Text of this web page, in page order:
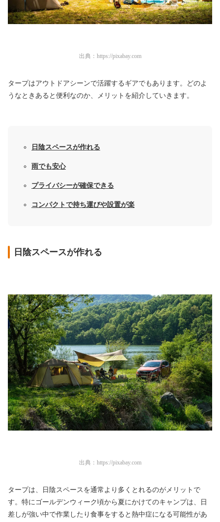
出典： https://pixabay.com
タープはアウトドアシーンで活躍するギアでもあります。どのよ
うなときあると便利なのか、メリットを紹介していきます。
日陰スペースが作れる
雨でも安心
プライバシーが確保できる
コンパクトで持ち運びや設置が楽
日陰スペースが作れる
出典： https://pixabay.com
タープは、日陰スペースを通常より多くとれるのがメリットで
す。特にゴールデンウィーク頃から夏にかけてのキャンプは、日
差しが強い中で作業したり食事をすると熱中症になる可能性があ